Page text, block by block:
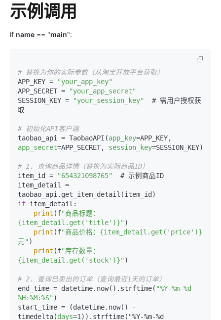
示例调用
if name == "main":
# 替换为你的实际参数（从淘宝开放平台获取）
APP_KEY =
"your_app_key"
APP_SECRET =
"your_app_secret"
SESSION_KEY =
"your_session_key"
  # 需用户授权获
取
# 初始化API客户端
taobao_api = TaobaoAPI(app_key
app_secret=APP_SECRET, session_key=SESSION_KEY)
# 1. 查询商品详情（替换为实际商品ID）
item_id =
"654321098765"
  # 示例商品ID
item_detail =
if item_detail:
print (f"商品标题：
{item_detail.get('title')}" )
print (f"商品价格：{item_detail.get('price')}
元" )
print (f"库存数量：
{item_detail.get('stock')}" )
# 2. 查询已卖出的订单（查询最近1天的订单）
end_time = datetime.now().strftime( "%Y-%m-%d
%H:%M:%S" )
start_time = (datetime.now() -
timedelta(days=1)).strftime("%Y-%m-%d